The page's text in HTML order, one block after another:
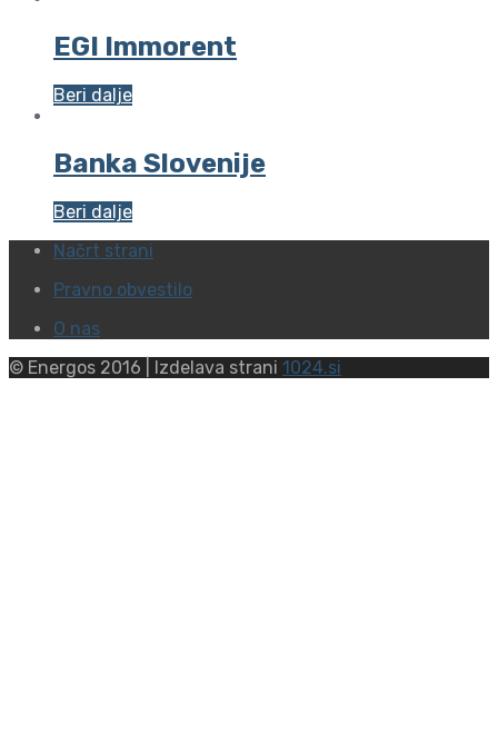
EGI Immorent
Beri dalje
Banka Slovenije
Beri dalje
Načrt strani
Pravno obvestilo
O nas
© Energos 2016 | Izdelava strani 1024.si